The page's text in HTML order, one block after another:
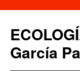
contenido
García